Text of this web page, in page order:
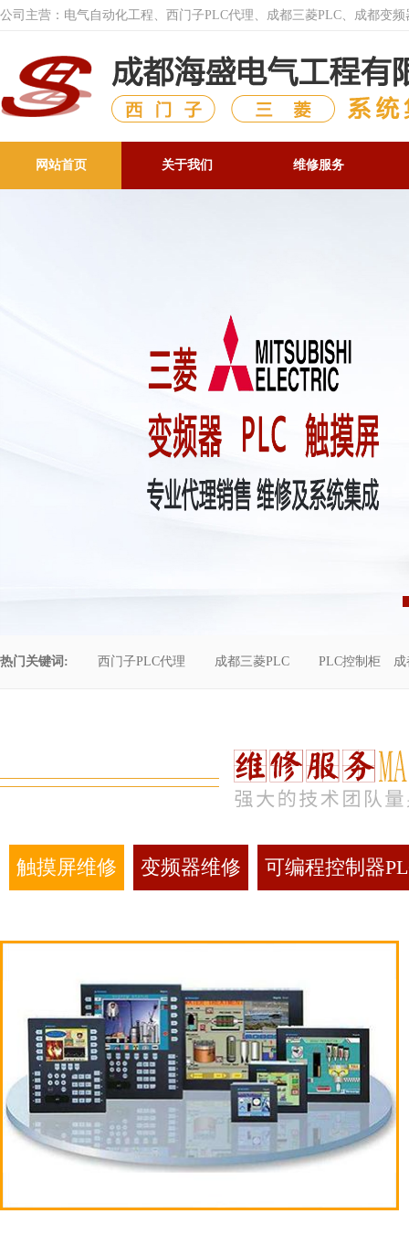
公司主营：电气自动化工程、西门子PLC代理、成都三菱PLC、成都变
网站首页 关于我们 维修服务
热门关键词: 西门子PLC代理 成都三菱PLC PLC控制柜
触摸屏维修 变频器维修 可编程控制器